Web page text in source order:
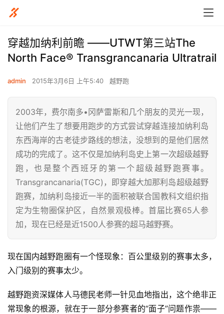
穿越加纳利前瞻 ——UTWT第三站The
North Face® Transgrancanaria Ultratrail
admin 2015年3月6日 上午5:40 越野跑
2003年，费尔南多•冈萨雷斯和几个朋友的灵光一现，
让他们产生了想要用跑步的方式尝试穿越连接加纳利岛
东西海岸的古老徒步路线的想法，没想到的是他们居然
成功的完成了。这不仅是加纳利岛史上第一次超级越野
跑，也是整个西班牙的第一个超级越野跑赛事。
Transgrancanaria(TGC)，即穿越大加那利岛超级越野
跑赛，加纳利岛接近一半的面积被联合国教科文组织指
定为生物圈保护区，自然景观极棒。首届比赛65人参
加，现在已经是近1500人参赛的超马越野赛。
现在国内越野跑圈有一个怪现象：百公里级别的赛事太多，
入门级别的赛事太少。
越野跑资深媒体人马德民老师一针见血地指出，这个绝非正
常现象的根源，就在于一部分参赛者的“面子”问题作祟——